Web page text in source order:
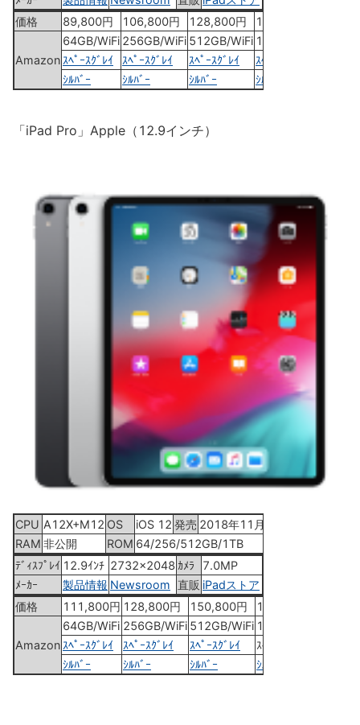
価格
89,800円 106,800円 128,800円 172,800円
Amazon
64GB/WiFi 256GB/WiFi 512GB/WiFi 1TB/WiFi
ｽﾍﾟｰｽｸﾞﾚｲ
ｽﾍﾟｰｽｸﾞﾚｲ ｽﾍﾟｰｽｸﾞﾚｲ
ｽﾍﾟｰｽｸﾞﾚｲ
ｼﾙﾊﾞｰ
ｼﾙﾊﾞｰ ｼﾙﾊﾞｰ ｼﾙﾊﾞｰ
「iPad Pro」Apple（12.9インチ）
CPU A12X+M12 OS iOS 12 発売 2018年11月7日
RAM 非公開 ROM 64/256/512GB/1TB
ﾃﾞｨｽﾌﾟﾚｲ 12.9ｲﾝﾁ 2732x2048 ｶﾒﾗ
7.0MP
ﾒｰｶｰ
製品情報 Newsroom 直販 iPadストア
価格
111,800円 128,800円 150,800円 194,800円
Amazon
64GB/WiFi 256GB/WiFi 512GB/WiFi 1TB/WiFi
ｽﾍﾟｰｽｸﾞﾚｲ
ｽﾍﾟｰｽｸﾞﾚｲ ｽﾍﾟｰｽｸﾞﾚｲ
ｽﾍﾟｰｽｸﾞﾚｲ
ｼﾙﾊﾞｰ
ｼﾙﾊﾞｰ ｼﾙﾊﾞｰ ｼﾙﾊﾞｰ